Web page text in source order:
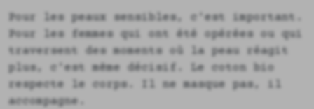
Pour les peaux sensibles, c'est important.
Pour les femmes qui ont été opérées ou qui
traversent des moments où la peau réagit
plus, c'est même décisif. Le coton bio
respecte le corps. Il ne masque pas, il
accompagne.